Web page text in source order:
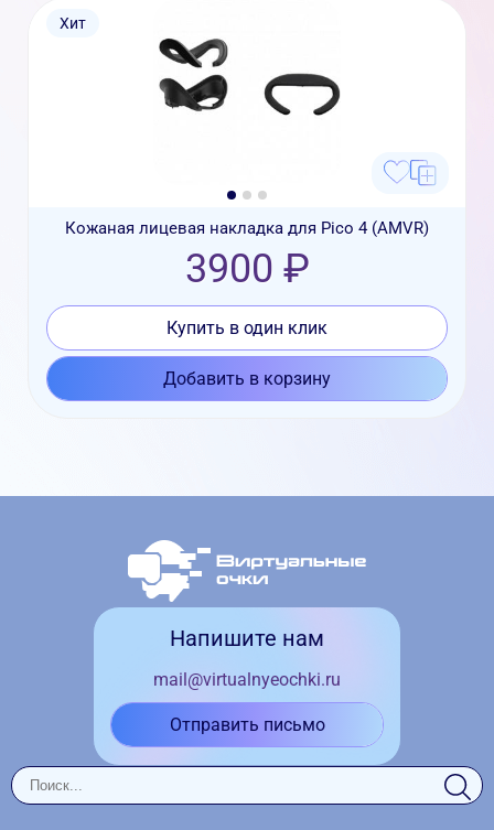
Хит
Кожаная лицевая накладка для Pico 4 (AMVR)
3900 ₽
Купить в один клик
Добавить в корзину
Напишите нам
mail@virtualnyeochki.ru
Отправить письмо